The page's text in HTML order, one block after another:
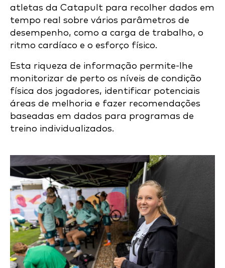
atletas da Catapult para recolher dados em
tempo real sobre vários parâmetros de
desempenho, como a carga de trabalho, o
ritmo cardíaco e o esforço físico.
Esta riqueza de informação permite-lhe
monitorizar de perto os níveis de condição
física dos jogadores, identificar potenciais
áreas de melhoria e fazer recomendações
baseadas em dados para programas de
treino individualizados.